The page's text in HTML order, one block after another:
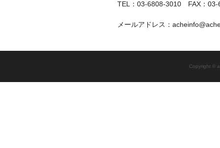
TEL：03-6808-3010 FAX：03-
メールアドレス：
Copyright ©